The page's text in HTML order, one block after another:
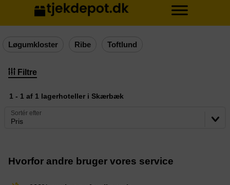
Løgumkloster Ribe Toftlund
Filtre
1 - 1 af 1 lagerhoteller i Skærbæk
Pris
Sortér efter
Hvorfor andre bruger vores service